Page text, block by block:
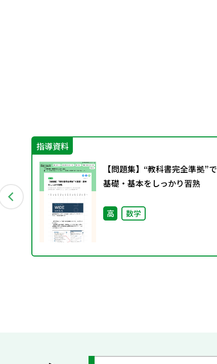
指導資料
【問題集】“教科書完全準拠”で
基礎・基本をしっかり習熟
高 数学